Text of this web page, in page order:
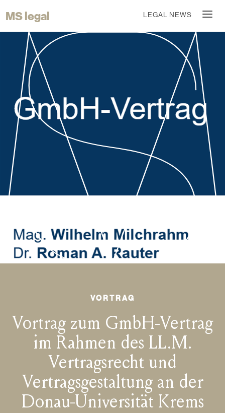
MS legal LEGAL NEWS
VORTRAG
Vortrag zum GmbH-Vertrag
im Rahmen des LL.M.
Vertragsrecht und
Vertragsgestaltung an der
Donau-Universität Krems